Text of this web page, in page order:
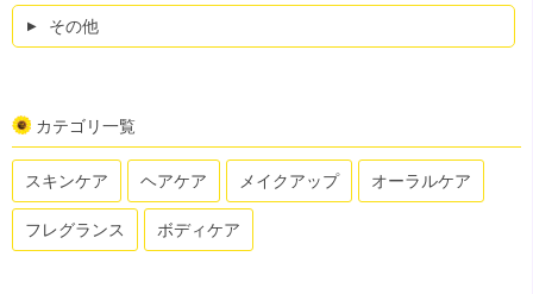
その他
カテゴリ一覧
スキンケア ヘアケア メイクアップ オーラルケア
フレグランス ボディケア